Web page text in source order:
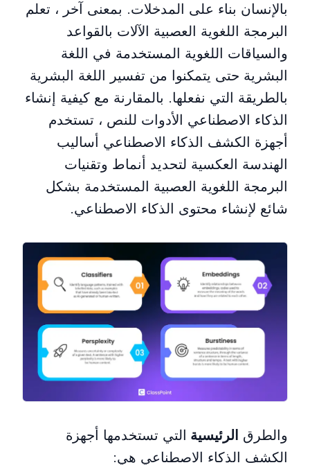
بالإنسان بناء على المدخلات. بمعنى آخر ، تعلم
البرمجة اللغوية العصبية الآلات بالقواعد
والسياقات اللغوية المستخدمة في اللغة
البشرية حتى يتمكنوا من تفسير اللغة البشرية
بالطريقة التي نفعلها. بالمقارنة مع كيفية إنشاء
الذكاء الاصطناعي الأدوات للنص ، تستخدم
أجهزة الكشف الذكاء الاصطناعي أساليب
الهندسة العكسية لتحديد أنماط وتقنيات
البرمجة اللغوية العصبية المستخدمة بشكل
شائع لإنشاء محتوى الذكاء الاصطناعي.
والطرق الرئيسية التي تستخدمها أجهزة
الكشف الذكاء الاصطناعي هي: